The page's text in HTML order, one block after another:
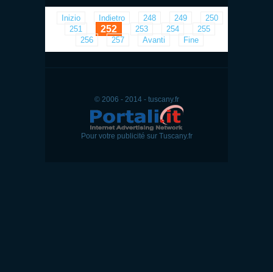
Inizio Indietro 248 249
250
251
252 253 254
255
256
257 Avanti Fine
© 2006 - 2014 - tuscany.fr
Pour votre publicité sur Tuscany.fr